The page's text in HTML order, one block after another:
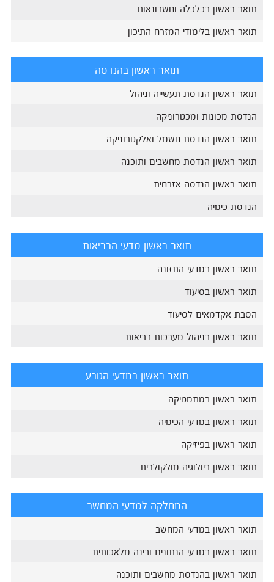
תואר ראשון בכלכלה וחשבונאות
תואר ראשון בלימודי המזרח התיכון
תואר ראשון בהנדסה
תואר ראשון הנדסת תעשייה וניהול
הנדסת מכונות ומכטרוניקה
תואר ראשון הנדסת חשמל ואלקטרוניקה
תואר ראשון הנדסת מחשבים ותוכנה
תואר ראשון הנדסה אזרחית
הנדסת כימיה
תואר ראשון מדעי הבריאות
תואר ראשון במדעי התזונה
תואר ראשון בסיעוד
הסבת אקדמאים לסיעוד
תואר ראשון בניהול מערכות בריאות
תואר ראשון במדעי הטבע
תואר ראשון במתמטיקה
תואר ראשון במדעי הכימיה
תואר ראשון בפיזיקה
תואר ראשון ביולוגיה מולקולרית
המחלקה למדעי המחשב
תואר ראשון במדעי המחשב
תואר ראשון במדעי הנתונים ובינה מלאכותית
תואר ראשון בהנדסת מחשבים ותוכנה